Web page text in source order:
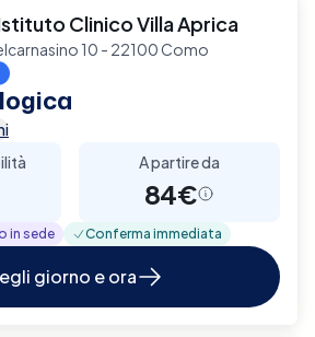
Clinico Villa Aprica
10 - 22100 Como
A partire da
84€
in sede Conferma immediata
giorno e ora